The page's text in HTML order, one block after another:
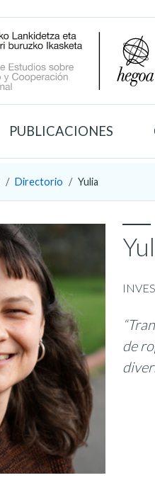
PUBLICACIONES
Directorio Yulia
de